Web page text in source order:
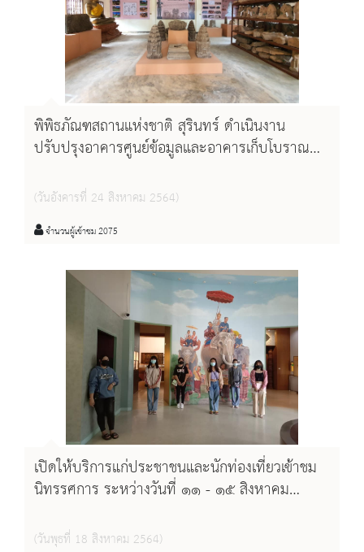
พิพิธภัณฑสถานแห่งชาติ สุรินทร์ ดำเนินงาน
ปรับปรุงอาคารศูนย์ข้อมูลและอาคารเก็บโบราณ
(วันอังคารที่ 24 สิงหาคม 2564)
จำนวนผู้เข้าชม 2075
เปิดให้บริการแก่ประชาชนและนักท่องเที่ยวเข้าชม
นิทรรศการ ระหว่างวันที่ ๑๑ - ๑๕ สิงหาคม
(วันพุธที่ 18 สิงหาคม 2564)